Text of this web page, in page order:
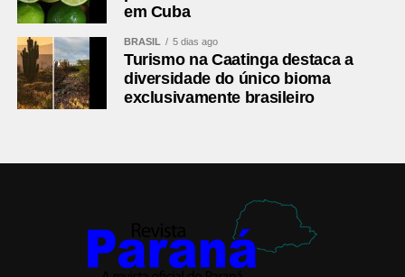
1º Rilton Boza – Campo Magro
2º Antônio Adamir Digner (Mostarda) – Contenda
Secretário-executivo
Neco Prado
em Cuba
BRASIL 5 dias ago
Turismo na Caatinga destaca a
diversidade do único bioma
exclusivamente brasileiro